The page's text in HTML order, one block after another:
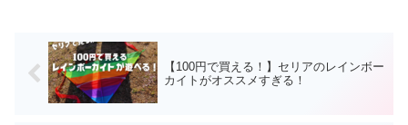
【100円で買える！】セリアのレインボー
カイトがオススメすぎる！